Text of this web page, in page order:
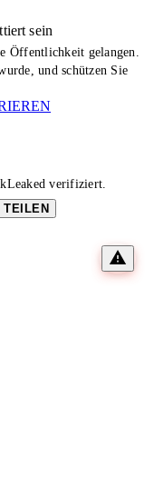
sein
Öffentlichkeit gelangen.
und schützen Sie
verifiziert.
TEILEN